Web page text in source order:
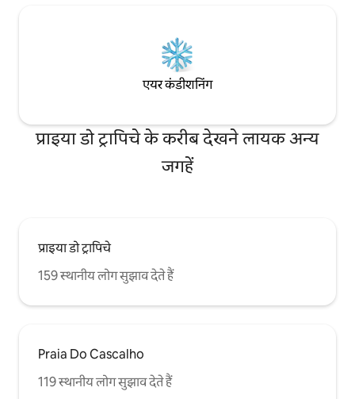
एयर कंडीशनिंग
प्राइया डो ट्रापिचे के करीब देखने लायक अन्य
जगहें
प्राइया डो ट्रापिचे
159 स्थानीय लोग सुझाव देते हैं
Praia Do Cascalho
119 स्थानीय लोग सुझाव देते हैं